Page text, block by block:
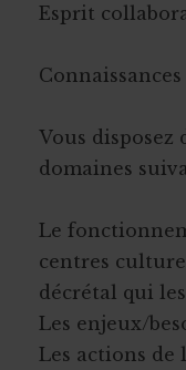
Esprit
Vous disposez
domaines
Le
centres
décrétal qui
Les enjeux/
Les actions de